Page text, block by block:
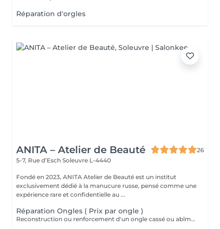
Réparation d'orgles
ANITA – Atelier de Beauté
26
5-7, Rue d’Esch Soleuvre L-4440
Fondé en 2023, ANITA Atelier de Beauté est un institut
exclusivement dédié à la manucure russe, pensé comme une
expérience rare et confidentielle au ...
Réparation Ongles ( Prix par ongle )
Reconstruction ou renforcement d'un ongle cassé ou abîmé dans la semaine suivant la prestation.